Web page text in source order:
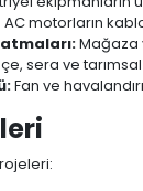
AC motorların
Mağaza
sera ve
Fan ve